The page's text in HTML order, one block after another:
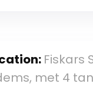
Fiskars
met 4